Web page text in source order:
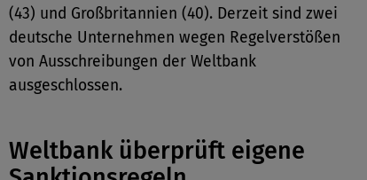
(43) und Großbritannien (40). Derzeit sind zwei
deutsche Unternehmen wegen Regelverstößen
von Ausschreibungen der Weltbank
ausgeschlossen.
Weltbank überprüft eigene